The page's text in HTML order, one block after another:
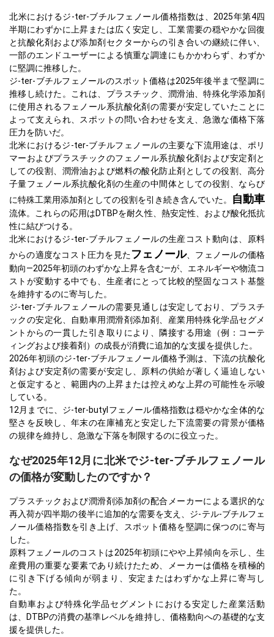
北米におけるジ-ter-ブチルフェノール価格指数は、2025年第4四
半期にわずかに上昇または広く安定し、工業需要の穏やかな回復
と抗酸化剤および添加剤セクターからの引き合いの継続に伴い、
一部のエンドユーザーによる慎重な調達にもかかわらず、わずか
に堅調に推移した。
ジ-ter-ブチルフェノールのスポット価格は2025年後半まで堅調に
推移し続けた。これは、プラスチック、潤滑油、特殊化学添加剤
に使用されるフェノール系抗酸化剤の需要が安定していたことに
よって支えられ、スポットの問い合わせを支え、急激な価格下落
圧力を防いだ。
北米におけるジ-ter-ブチルフェノールの主要な下流用途は、ポリ
マーおよびプラスチックのフェノール系抗酸化剤および安定剤と
しての役割、潤滑油および燃料の酸化防止剤としての役割、高分
子量フェノール系抗酸化剤の生産の中間体としての役割、ならび
に特殊工業用添加剤としての役割を引き続き含んでいた。
自動車
流体。これらの応用はDTBPを耐久性、熱安定性、および酸化抵抗
性に結びつける。
北米におけるジ-ter-ブチルフェノールの生産コスト動向は、原料
からの適度なコスト圧力を見たフェノール、フェノールの価格
動向—2025年初頭のわずかな上昇を含む—が、エネルギーや物流コ
ストが変動する中でも、生産者にとって比較的堅固なコスト基盤
を維持するのに寄与した。
ジ-ter-ブチルフェノールの需要見通しは安定しており、プラスチ
ックの安定化、自動車用潤滑剤添加剤、産業用特殊化学品セグメ
ントからの一貫した引き取りにより、隣接する用途（例：コーテ
ィングおよび接着剤）の成長が消費に追加的な支援を提供した。
2026年初頭のジ-ter-ブチルフェノール価格予測は、下流の抗酸化
剤および安定剤の需要が安定し、原料の供給が著しく逼迫しない
と仮定すると、範囲内の上昇または控えめな上昇の可能性を示唆
している。
12月までに、ジ-ter-butylフェノール価格指数は穏やかな全体的な
堅さを反映し、年末の在庫補充と安定した下流需要の背景が価格
の規律を維持し、急激な下落を制限するのに役立った。
なぜ2025年12月に北米でジ-ter-ブチルフェノール
の価格が変動したのですか？
プラスチックおよび潤滑剤添加剤の配合メーカーによる選択的な
再入荷が四半期の後半に追加的な需要を支え、ジ-テル-ブチルフェ
ノール価格指数を引き上げ、スポット価格を堅調に保つのに寄与
した。
原料フェノールのコストは2025年初頭にやや上昇傾向を示し、生
産費用の重要な要素であり続けたため、メーカーは価格を積極的
に引き下げる傾向が弱まり、安定またはわずかな上昇に寄与し
た。
自動車および特殊化学品セグメントにおける安定した産業活動
は、DTBPの消費の基準レベルを維持し、価格動向への基礎的な支
援を提供した。